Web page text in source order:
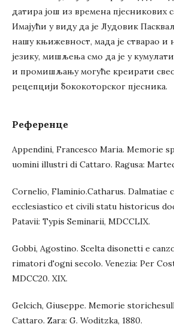
датира још из времена пјесникових
Имајући у виду да је Лудовик
нашу књижевност, мада је стварао и
језику, мишљења смо да је у
и промишљању могуће креирати
рецепцији бококоторског пјесника.
Референце
Appendini, Francesco Maria. Memorie
uomini illustri di Cattaro. Ragusa:
Cornelio, Flaminio.Catharus. Dalmatiae
ecclesiastico et civili statu historicus
Patavii: Typis Seminarii, MDCCLIX.
Gobbi, Agostino. Scelta disonetti e
rimatori d'ogni secolo. Venezia: Per
MDCC20. XIX.
Gelcich, Giuseppe. Memorie
Cattaro. Zara: G. Woditzka, 1880.